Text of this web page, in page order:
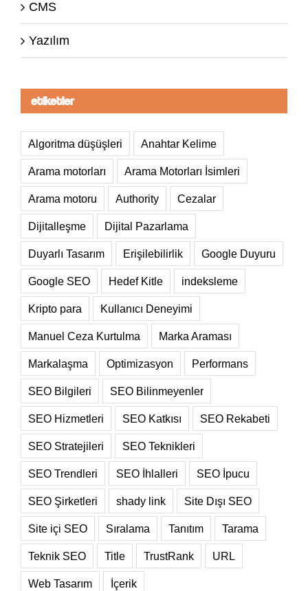
CMS
Yazılım
etiketler
Algoritma düşüşleri Anahtar Kelime
Arama motorları Arama Motorları İsimleri
Arama motoru Authority Cezalar
Dijitalleşme Dijital Pazarlama
Duyarlı Tasarım Erişilebilirlik Google Duyuru
Google SEO Hedef Kitle indeksleme
Kripto para Kullanıcı Deneyimi
Manuel Ceza Kurtulma Marka Araması
Markalaşma Optimizasyon Performans
SEO Bilgileri SEO Bilinmeyenler
SEO Hizmetleri SEO Katkısı SEO Rekabeti
SEO Stratejileri SEO Teknikleri
SEO Trendleri SEO İhlalleri SEO İpucu
SEO Şirketleri shady link Site Dışı SEO
Site içi SEO Sıralama Tanıtım Tarama
Teknik SEO Title TrustRank URL
Web Tasarım İçerik